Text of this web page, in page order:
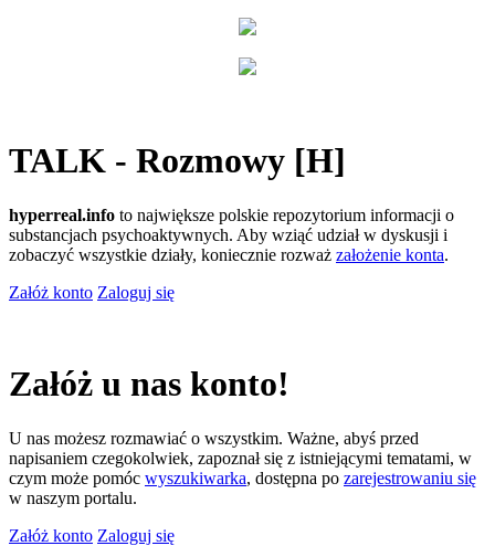
TALK - Rozmowy [H]
hyperreal.info to największe polskie repozytorium informacji o
substancjach psychoaktywnych. Aby wziąć udział w dyskusji i
zobaczyć wszystkie działy, koniecznie rozważ założenie konta.
Załóż konto Zaloguj się
Załóż u nas konto!
U nas możesz rozmawiać o wszystkim. Ważne, abyś przed
napisaniem czegokolwiek, zapoznał się z istniejącymi tematami, w
czym może pomóc wyszukiwarka, dostępna po zarejestrowaniu się
w naszym portalu.
Załóż konto Zaloguj się